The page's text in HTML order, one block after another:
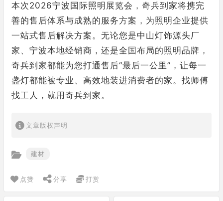
本次2026宁波国际照明展览会，奇兵到家将携完
善的售后体系与成熟的服务方案，为照明企业提供
一站式售后解决方案。无论您是中山灯饰源头厂
家、宁波本地经销商，还是全国布局的照明品牌，
奇兵到家都能为您打通售后“最后一公里”，让每一
盏灯都能被专业、高效地装进消费者的家。找师傅
找工人，就用奇兵到家。
文章版权声明
建材
点赞 分享 打赏